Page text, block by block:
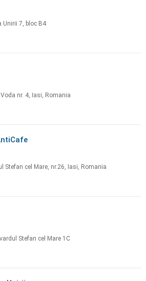
Unirii 7, bloc B4
nr. 4, Iasi, Romania
Stefan cel Mare, nr.26, Iasi, Romania
Stefan cel Mare 1C